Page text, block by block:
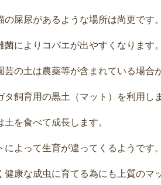
の屎尿があるような場所は尚更です。
菌によりコバエが出やすくなります。
芸の土は農薬等が含まれている場合
タ飼育用の黒土（マット）を利用し
土を食べて成長します。
によって生育が違ってくるようです。
健康な成虫に育てる為にも上質のマ